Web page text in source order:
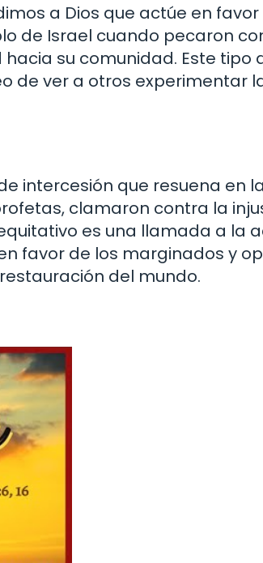
a Dios que actúe en
de Israel cuando pecaron
su comunidad. Este tipo
de ver a otros experimentar
intercesión que resuena en la
clamaron contra la
es una llamada a la
favor de los marginados y
del mundo.